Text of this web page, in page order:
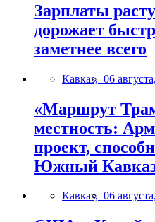
Зарплаты
дорожает
заметнее всего
Кавказ, 06
«Маршрут
местность:
проект,
Южный
Кавказ, 06